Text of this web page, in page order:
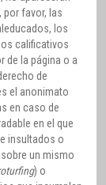
por favor, las
los
calificativos
de la página o a
de
el anonimato
en caso de
en el que
insultados o
un mismo
) o